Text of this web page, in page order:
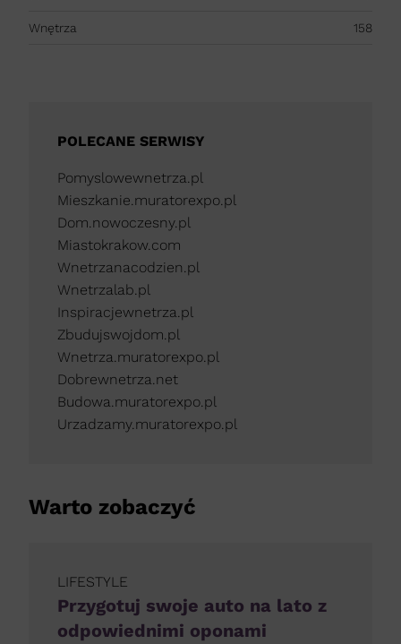
Wnętrza 158
POLECANE SERWISY
Pomyslowewnetrza.pl
Mieszkanie.muratorexpo.pl
Dom.nowoczesny.pl
Miastokrakow.com
Wnetrzanacodzien.pl
Wnetrzalab.pl
Inspiracjewnetrza.pl
Zbudujswojdom.pl
Wnetrza.muratorexpo.pl
Dobrewnetrza.net
Budowa.muratorexpo.pl
Urzadzamy.muratorexpo.pl
Warto zobaczyć
LIFESTYLE
Przygotuj swoje auto na lato z
odpowiednimi oponami